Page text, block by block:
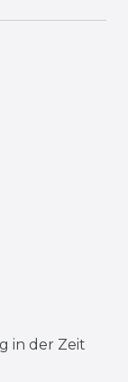
in der Zeit